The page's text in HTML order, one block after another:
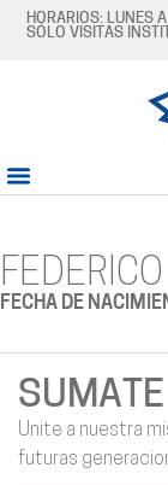
HORARIOS: LUNES
SÓLO VISITAS
FEDERICO
FECHA DE
Unite a nuestra
futuras